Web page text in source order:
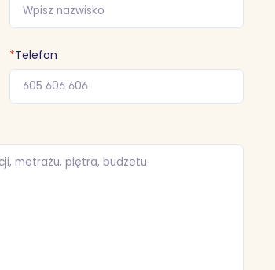
*Telefon